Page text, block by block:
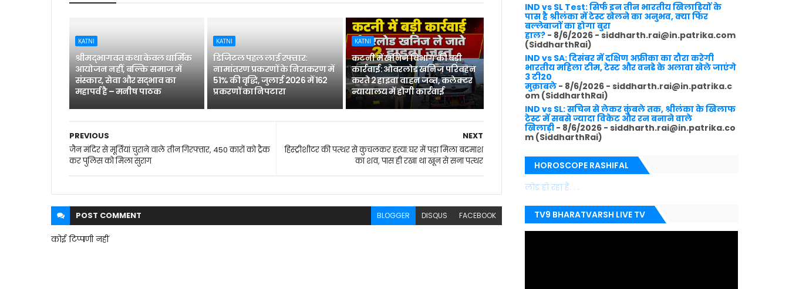
KATNI
श्रीमद्भागवत कथा केवल धार्मिक
आयोजन नहीं, बल्कि समाज में
संस्कार, सेवा और सद्भाव का
महापर्व है – मनीष पाठक
KATNI
डिजिटल पहल लाई रफ्तार:
नामांतरण प्रकरणों के निराकरण में
51% की वृद्धि, जुलाई 2026 में 162
प्रकरणों का निपटारा
KATNI
कटनी में खनिज विभाग की बड़ी
कार्रवाई: ओवरलोड खनिज परिवहन
करते 2 हाइवा वाहन जब्त, कलेक्टर
न्यायालय में होगी कार्रवाई
NEXT
हिस्ट्रीशीटर की पत्थर से कुचलकर हत्या:घर में पड़ा मिला बदमाश
का शव, पास ही रखा था खून से सना पत्थर
PREVIOUS
जैन मंदिर से मूर्तियां चुराने वाले तीन गिरफ्तार, 450 कारों को ट्रैक
कर पुलिस को मिला सुराग
POST COMMENT BLOGGER DISQUS FACEBOOK
कोई टिप्पणी नहीं
IND vs SL Test: सिर्फ इन तीन भारतीय खिलाड़ियों के
पास है श्रीलंका में टेस्ट खेलने का अनुभव, क्या फिर
बल्लेबाजों का होगा बुरा
हाल? - 8/6/2026 - siddharth.rai@in.patrika.com
(SiddharthRai)
IND vs SA: दिसंबर में दक्षिण अफ्रीका का दौरा करेगी
भारतीय महिला टीम, टेस्ट और वनडे के अलावा खेले जाएंगे
3 टी20
मुक़ाबले - 8/6/2026 - siddharth.rai@in.patrika.c
om (SiddharthRai)
IND vs SL: सचिन से लेकर कुंबले तक, श्रीलंका के खिलाफ
टेस्ट में सबसे ज्यादा विकेट और रन बनाने वाले
खिलाड़ी - 8/6/2026 - siddharth.rai@in.patrika.co
m (SiddharthRai)
HOROSCOPE RASHIFAL
लोड हो रहा है. . .
TV9 BHARATVARSH LIVE TV